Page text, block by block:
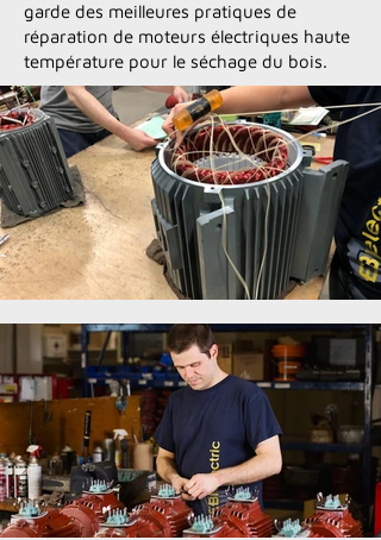
garde des meilleures pratiques de
réparation de moteurs électriques haute
température pour le séchage du bois.